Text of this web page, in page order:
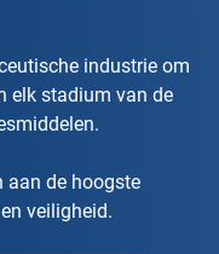
industrie om
elk stadium van de
aan de hoogste
veiligheid.